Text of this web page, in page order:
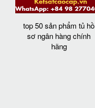
top 50 sản phẩm tủ hồ
sơ ngân hàng chính
hãng